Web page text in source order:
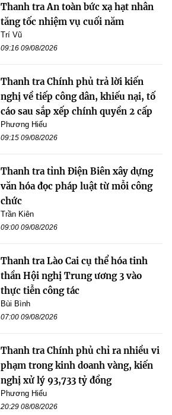
Thanh tra An toàn bức xạ hạt nhân
tăng tốc nhiệm vụ cuối năm
Trí Vũ
09:16 09/08/2026
Thanh tra Chính phủ trả lời kiến
nghị về tiếp công dân, khiếu nại, tố
cáo sau sắp xếp chính quyền 2 cấp
Phương Hiếu
09:15 09/08/2026
Thanh tra tỉnh Điện Biên xây dựng
văn hóa đọc pháp luật từ mỗi công
chức
Trần Kiên
09:00 09/08/2026
Thanh tra Lào Cai cụ thể hóa tinh
thần Hội nghị Trung ương 3 vào
thực tiễn công tác
Bùi Bình
07:00 09/08/2026
Thanh tra Chính phủ chỉ ra nhiều vi
phạm trong kinh doanh vàng, kiến
nghị xử lý 93,733 tỷ đồng
Phương Hiếu
20:29 08/08/2026